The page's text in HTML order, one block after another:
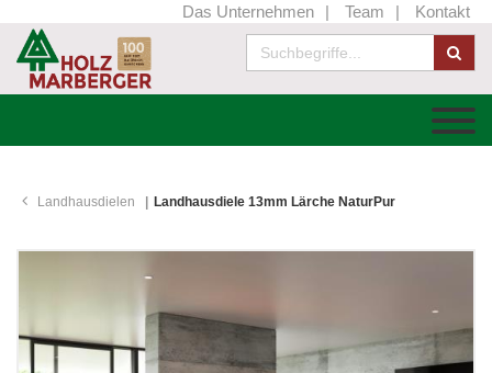
Das Unternehmen Team Kontakt
Landhausdielen Landhausdiele 13mm Lärche NaturPur